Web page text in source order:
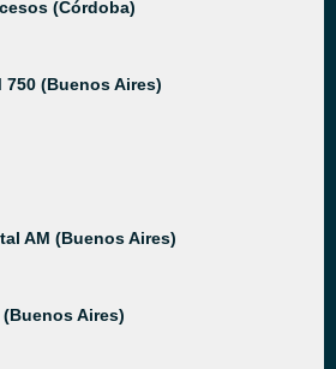
(Córdoba)
750 (Buenos Aires)
AM (Buenos Aires)
Aires)